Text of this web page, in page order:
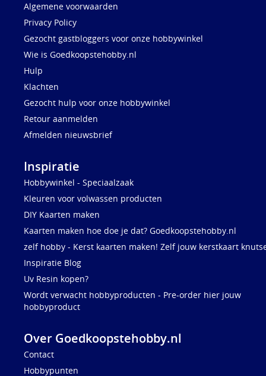
Algemene voorwaarden
Privacy Policy
Gezocht gastbloggers voor onze hobbywinkel
Wie is Goedkoopstehobby.nl
Hulp
Klachten
Gezocht hulp voor onze hobbywinkel
Retour aanmelden
Afmelden nieuwsbrief
Inspiratie
Hobbywinkel - Speciaalzaak
Kleuren voor volwassen producten
DIY Kaarten maken
Kaarten maken hoe doe je dat? Goedkoopstehobby.nl
zelf hobby - Kerst kaarten maken! Zelf jouw kerstkaart
Inspiratie Blog
Uv Resin kopen?
Wordt verwacht hobbyproducten - Pre-order hier jouw
hobbyproduct
Over Goedkoopstehobby.nl
Contact
Hobbypunten